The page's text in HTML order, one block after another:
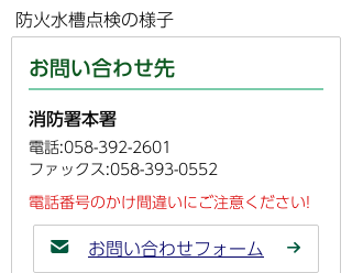
防火水槽点検の様子
お問い合わせ先
消防署本署
電話:058-392-2601
ファックス:058-393-0552
電話番号のかけ間違いにご注意ください!
お問い合わせフォーム